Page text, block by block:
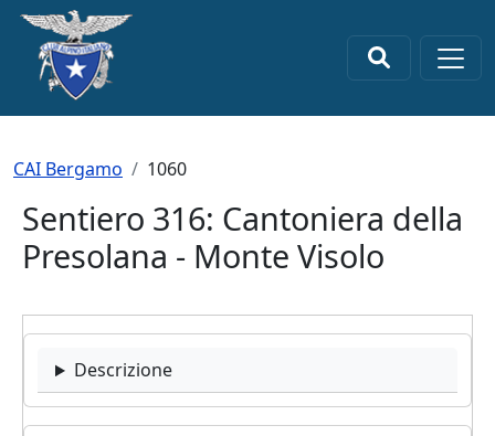
Salta al contenuto principale
Briciole di pane
CAI Bergamo 1060
Sentiero 316: Cantoniera della
Presolana - Monte Visolo
Descrizione
×